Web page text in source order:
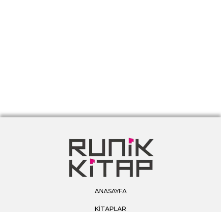
ANASAYFA
KİTAPLAR